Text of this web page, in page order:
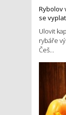
Rybolov
se
Ulovit
rybáře
Češ...